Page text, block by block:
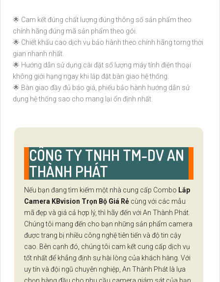
🌟 Cam kết đúng chất lượng đúng thông số sản phẩm theo
chính hãng đúng mã sản phẩm theo gói.
🌟 Chiết khấu cao dịch vụ bảo hành theo chính hãng torng thời
gian nhanh nhất.
🌟 Hướng dẫn sử dụng cài đặt số lượng máy tính điện thoại
không giới hạng ngay khi lắp đặt bàn giao hệ thống.
🌟 Bàn giao đầy đủ báo giá, phiếu bảo hành hướng dẫn sử
dụng hệ thống sao cho mang lại ổn định nhất.
CÔNG TY TNHH TM-DV AN
THÀNH PHÁT
Nếu bạn đang tìm kiếm một nhà cung cấp Combo Lắp
Camera KBvision Trọn Bộ Giá Rẻ cùng với các mẫu
mã đẹp và giá cả hợp lý, thì hãy đến với An Thành Phát.
Chúng tôi mang đến cho bạn những sản phẩm camera
được trang bị nhiều công nghệ tiên tiến và độ tin cậy
cao. Bên cạnh đó, chúng tôi cam kết cung cấp dịch vụ
tốt nhất để khẳng định sự hài lòng của khách hàng. Với
uy tín và đội ngũ chuyên nghiệp, An Thành Phát là lựa